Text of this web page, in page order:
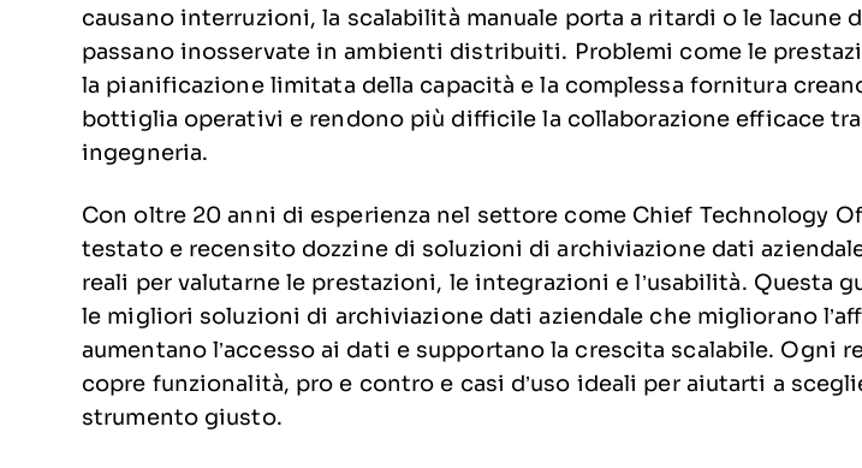
causano interruzioni, la scalabilità manuale porta a ritardi o le lacune
passano inosservate in ambienti distribuiti. Problemi come le
la pianificazione limitata della capacità e la complessa fornitura
bottiglia operativi e rendono più difficile la collaborazione efficace tra
ingegneria.
Con oltre 20 anni di esperienza nel settore come Chief Technology
testato e recensito dozzine di soluzioni di archiviazione dati
reali per valutarne le prestazioni, le integrazioni e l’usabilità. Questa
le migliori soluzioni di archiviazione dati aziendale che migliorano
aumentano l’accesso ai dati e supportano la crescita scalabile. Ogni
copre funzionalità, pro e contro e casi d’uso ideali per aiutarti a
strumento giusto.